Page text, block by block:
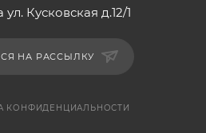
ул. Кусковская д.12/1
НА РАССЫЛКУ
КОНФИДЕНЦИАЛЬНОСТИ